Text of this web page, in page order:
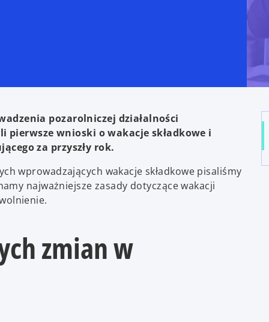
pozarolniczej działalności
pierwsze wnioski o wakacje składkowe i
za przyszły rok.
wprowadzających wakacje składkowe pisaliśmy
najważniejsze zasady dotyczące wakacji
zmian w